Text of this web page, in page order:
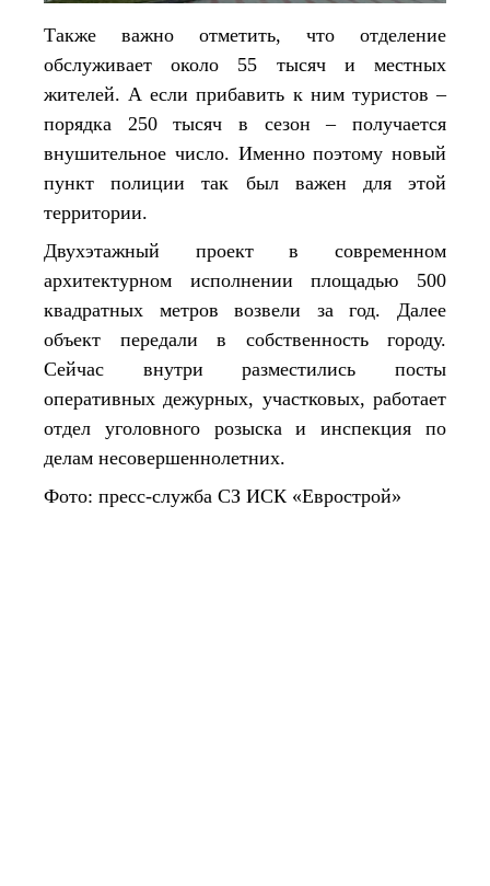
Также важно отметить, что отделение
обслуживает около 55 тысяч и местных
жителей. А если прибавить к ним туристов –
порядка 250 тысяч в сезон – получается
внушительное число. Именно поэтому новый
пункт полиции так был важен для этой
территории.
Двухэтажный проект в современном
архитектурном исполнении площадью 500
квадратных метров возвели за год. Далее
объект передали в собственность городу.
Сейчас внутри разместились посты
оперативных дежурных, участковых, работает
отдел уголовного розыска и инспекция по
делам несовершеннолетних.
Фото: пресс-служба СЗ ИСК «Еврострой»